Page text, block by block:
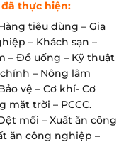
đã thực hiện:
tiêu dùng – Gia
– Khách sạn –
– Đồ uống – Kỹ thuật
– Nông lâm
vệ – Cơ khí- Cơ
mặt trời – PCCC.
mối – Xuất ăn công
ăn công nghiệp –